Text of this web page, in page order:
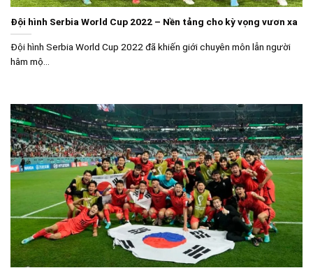
Đội hình Serbia World Cup 2022 – Nền tảng cho kỳ vọng vươn xa
Đội hình Serbia World Cup 2022 đã khiến giới chuyên môn lẫn người
hâm mộ...